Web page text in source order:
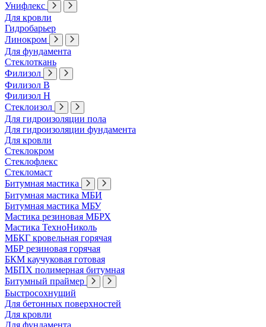
Унифлекс
Для кровли
Гидробарьер
Линокром
Для фундамента
Стеклоткань
Филизол
Филизол В
Филизол Н
Стеклоизол
Для гидроизоляции пола
Для гидроизоляции фундамента
Для кровли
Стеклокром
Стеклофлекс
Стекломаст
Битумная мастика
Битумная мастика МБИ
Битумная мастика МБУ
Мастика резиновая МБРХ
Мастика ТехноНиколь
МБКГ кровельная горячая
МБР резиновая горячая
БКМ каучуковая готовая
МБПХ полимерная битумная
Битумный праймер
Быстросохнущий
Для бетонных поверхностей
Для кровли
Для фундамента